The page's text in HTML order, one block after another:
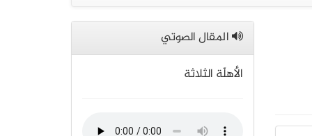
المقال الصوتي
الأهلّة الثلاثة